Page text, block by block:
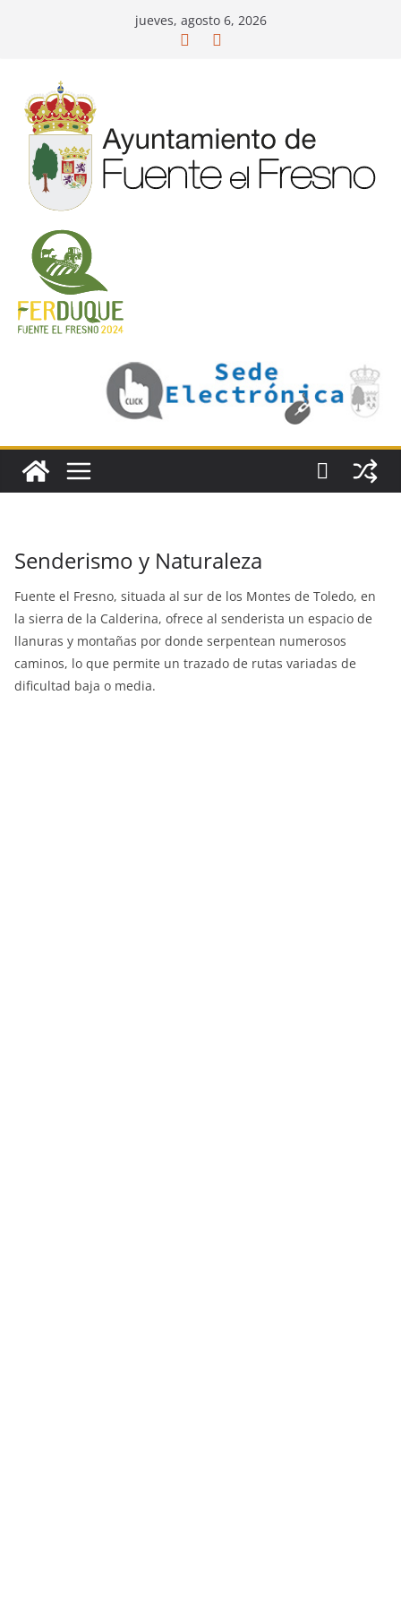
jueves, agosto 6, 2026
Senderismo y Naturaleza
Fuente el Fresno, situada al sur de los Montes de Toledo, en
la sierra de la Calderina, ofrece al senderista un espacio de
llanuras y montañas por donde serpentean numerosos
caminos, lo que permite un trazado de rutas variadas de
dificultad baja o media.